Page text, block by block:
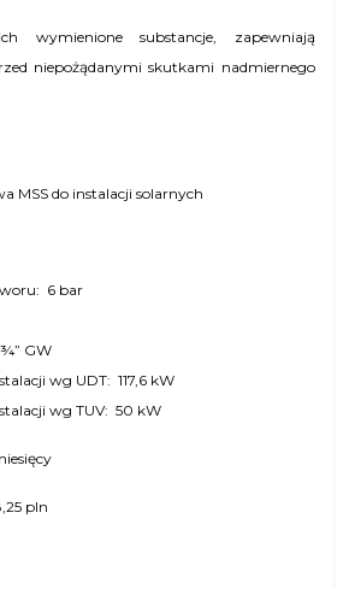
wymienione substancje, zapewniają
niepożądanymi skutkami nadmiernego
MSS do instalacji solarnych
6 bar
GW
wg UDT: 117,6 kW
wg TUV: 50 kW
pln